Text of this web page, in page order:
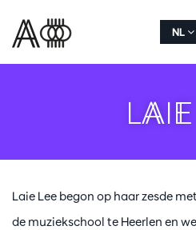
NL
Laie Lee begon op haar zesde
de muziekschool te Heerlen en